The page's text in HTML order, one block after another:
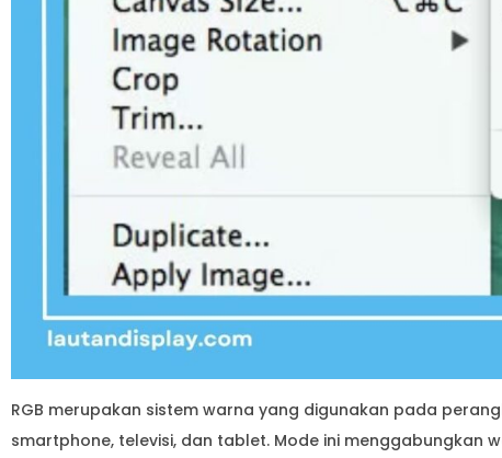
RGB merupakan sistem warna yang digunakan pada
smartphone, televisi, dan tablet. Mode ini menggabungkan